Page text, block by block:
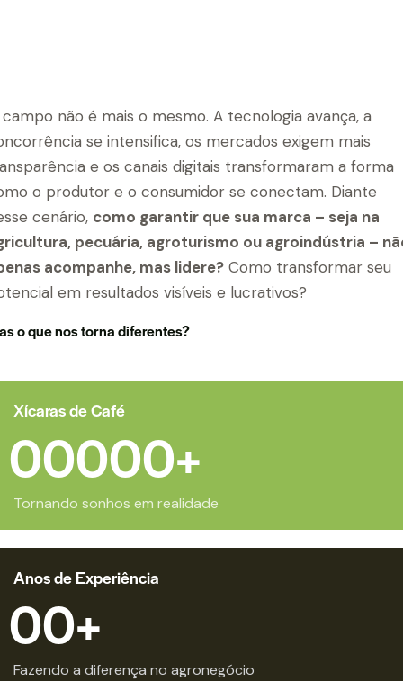
não é mais o mesmo. A tecnologia avança, a
se intensifica, os mercados exigem mais
e os canais digitais transformaram a forma
o produtor e o consumidor se conectam. Diante
cenário, como garantir que sua marca – seja na
pecuária, agroturismo ou agroindústria –
acompanhe, mas lidere? Como transformar seu
em resultados visíveis e lucrativos?
o que nos torna diferentes?
Xícaras de Café
00000+
Tornando sonhos em realidade
Anos de Experiência
00+
Fazendo a diferença no agronegócio